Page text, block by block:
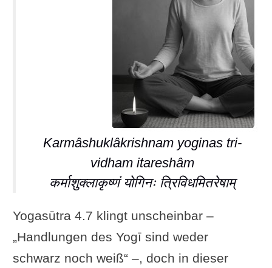
Karmâshuklâkrishnam yoginas tri-
vidham itareshâm
कर्माशुक्लाकृष्णं योगिनः त्रिविधमितरेषाम्
Yogasūtra 4.7 klingt unscheinbar –
„Handlungen des Yogī sind weder
schwarz noch weiß“ –, doch in dieser